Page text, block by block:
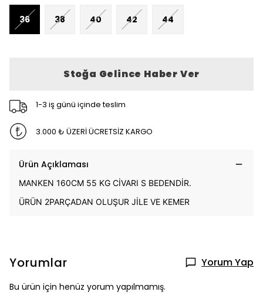
36 38 40 42 44
Stoğa Gelince Haber Ver
1-3 iş günü içinde teslim
3.000 ₺ ÜZERİ ÜCRETSİZ KARGO
Ürün Açıklaması
MANKEN 160CM 55 KG CİVARI S BEDENDİR.
ÜRÜN 2PARÇADAN OLUŞUR JİLE VE KEMER
Yorumlar Yorum Yap
Bu ürün için henüz yorum yapılmamış.